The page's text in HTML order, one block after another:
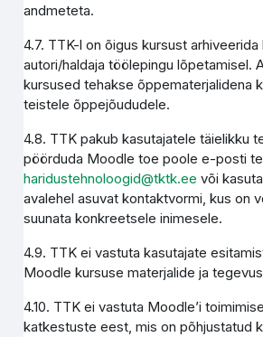
andmeteta.
4.7. TTK-l on õigus kursust arhiveerida
autori/haldaja töölepingu lõpetamisel.
kursused tehakse õppematerjalidena
teistele õppejõududele.
4.8. TTK pakub kasutajatele täielikku
pöörduda Moodle toe poole e-posti
haridustehnoloogid@tktk.ee või
avalehel asuvat kontaktvormi, kus on
suunata konkreetsele inimesele.
4.9. TTK ei vastuta kasutajate
Moodle kursuse materjalide ja
4.10. TTK ei vastuta Moodle’i
katkestuste eest, mis on põhjustatud